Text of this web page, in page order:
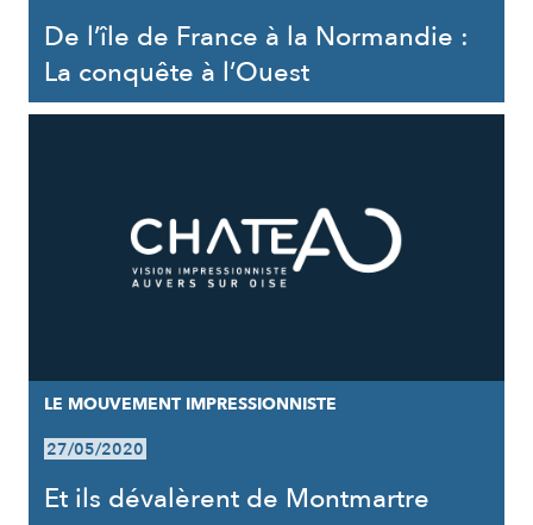
De l’île de France à la Normandie :
La conquête à l’Ouest
LE MOUVEMENT IMPRESSIONNISTE
27/05/2020
Et ils dévalèrent de Montmartre